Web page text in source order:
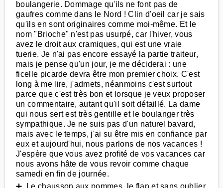
boulangerie. Dommage qu'ils ne font pas de
gaufres comme dans le Nord ! Clin d'oeil car je sais
qu'ils en sont originaires comme moi-même. Et le
nom "Brioche" n'est pas usurpé, car l'hiver, vous
avez le droit aux cramiques, qui est une vraie
tuerie. Je n'ai pas encore essayé la partie traiteur,
mais je pense qu'un jour, je me déciderai : une
ficelle picarde devra être mon premier choix. C'est
long à me lire, j'admets, néanmoins c'est surtout
parce que c'est très bon et lorsque je veux proposer
un commentaire, autant qu'il soit détaillé. La dame
qui nous sert est très gentille et le boulanger très
sympathique. Je ne suis pas d'un naturel bavard,
mais avec le temps, j'ai su être mis en confiance par
eux et aujourd'hui, nous parlons de nos vacances !
J'espère que vous avez profité de vos vacances car
nous avons hâte de vous revoir comme chaque
samedi en fin de journée.
➕ Le chausson aux pommes, le flan et sans oublier